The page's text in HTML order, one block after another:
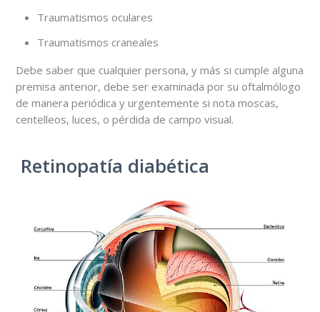
Traumatismos oculares
Traumatismos craneales
Debe saber que cualquier persona, y más si cumple alguna
premisa anterior, debe ser examinada por su oftalmólogo
de manera periódica y urgentemente si nota moscas,
centelleos, luces, o pérdida de campo visual.
Retinopatía diabética